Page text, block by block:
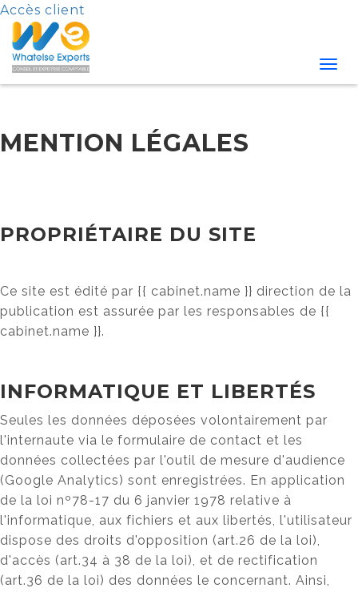
Accès client
MENTION LÉGALES
PROPRIÉTAIRE DU SITE
Ce site est édité par {{ cabinet.name }} direction de la
publication est assurée par les responsables de {{
cabinet.name }}.
INFORMATIQUE ET LIBERTÉS
Seules les données déposées volontairement par
l'internaute via le formulaire de contact et les
données collectées par l'outil de mesure d'audience
(Google Analytics) sont enregistrées. En application
de la loi nº78-17 du 6 janvier 1978 relative à
l'informatique, aux fichiers et aux libertés, l'utilisateur
dispose des droits d'opposition (art.26 de la loi),
d'accès (art.34 à 38 de la loi), et de rectification
(art.36 de la loi) des données le concernant. Ainsi,